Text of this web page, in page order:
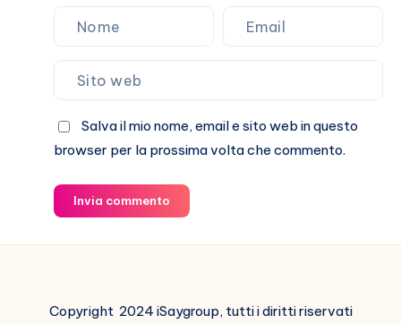
Salva il mio nome, email e sito web in questo
browser per la prossima volta che commento.
Invia commento
Copyright 2024 iSaygroup, tutti i diritti riservati